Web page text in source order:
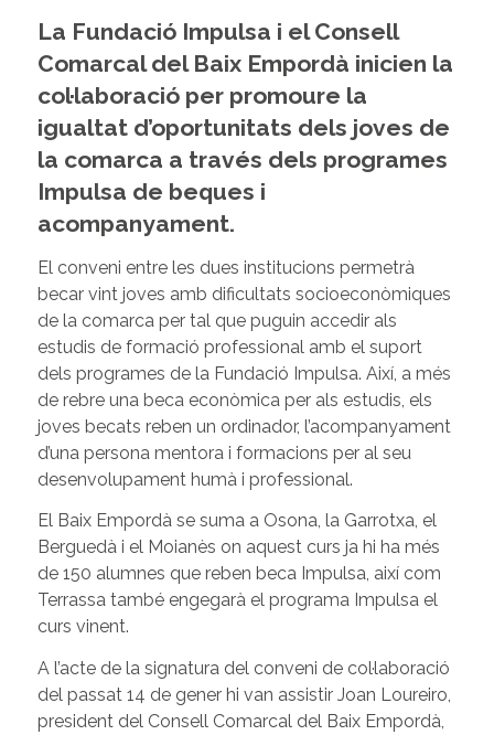
La Fundació Impulsa i el Consell
Comarcal del Baix Empordà inicien la
col·laboració per promoure la
igualtat d’oportunitats dels joves de
la comarca a través dels programes
Impulsa de beques i
acompanyament.
El conveni entre les dues institucions permetrà
becar vint joves amb dificultats socioeconòmiques
de la comarca per tal que puguin accedir als
estudis de formació professional amb el suport
dels programes de la Fundació Impulsa. Així, a més
de rebre una beca econòmica per als estudis, els
joves becats reben un ordinador, l’acompanyament
d’una persona mentora i formacions per al seu
desenvolupament humà i professional.
El Baix Empordà se suma a Osona, la Garrotxa, el
Berguedà i el Moianès on aquest curs ja hi ha més
de 150 alumnes que reben beca Impulsa, així com
Terrassa també engegarà el programa Impulsa el
curs vinent.
A l’acte de la signatura del conveni de col·laboració
del passat 14 de gener hi van assistir Joan Loureiro,
president del Consell Comarcal del Baix Empordà,